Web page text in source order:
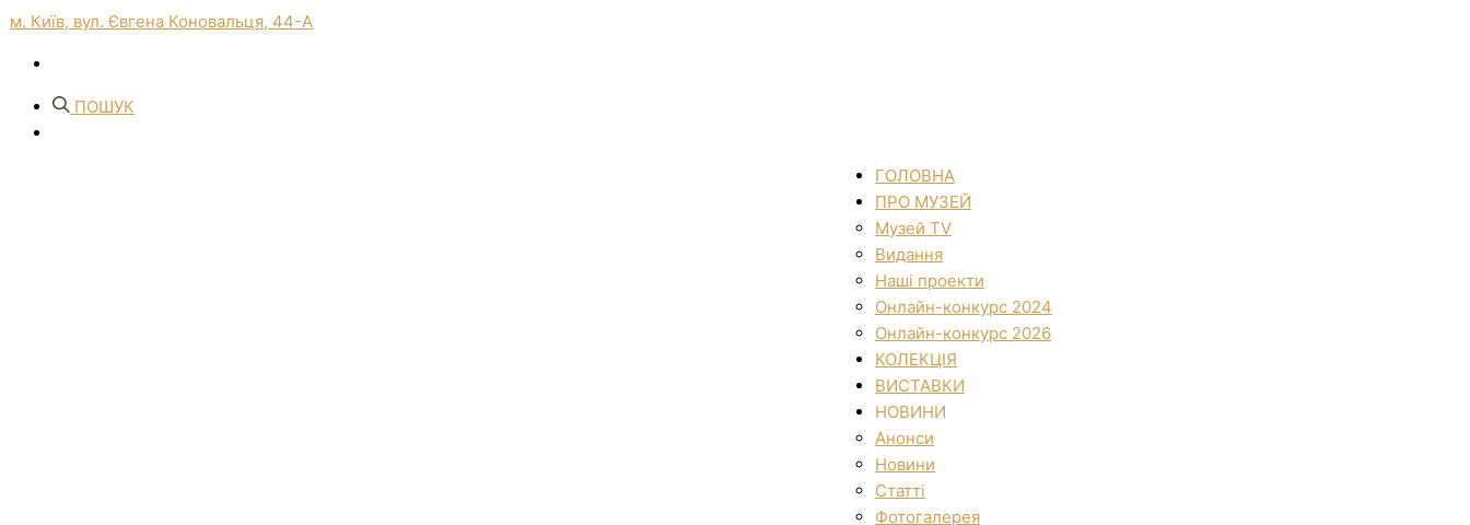
м. Київ, вул. Євгена Коновальця, 44-А
ПОШУК
ГОЛОВНА
ПРО МУЗЕЙ
Музей TV
Видання
Наші проекти
Онлайн-конкурс 2024
Онлайн-конкурс 2026
КОЛЕКЦІЯ
ВИСТАВКИ
НОВИНИ
Анонси
Новини
Статті
Фотогалерея